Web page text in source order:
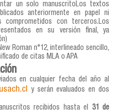
un solo manuscritoLos textos
anteriormente en papel ni
con terceros.Los
en su versión final, ya
Roman n°12, interlineado sencillo,
de citas MLA o APA
en cualquier fecha del año al
y serán evaluados en dos
recibidos hasta el 31 de